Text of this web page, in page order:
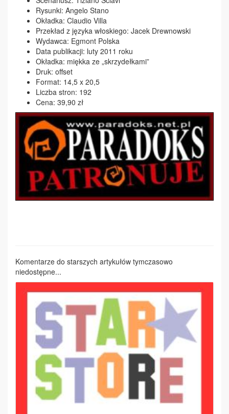
Rysunki: Angelo Stano
Okładka: Claudio Villa
Przekład z języka włoskiego: Jacek Drewnowski
Wydawca: Egmont Polska
Data publikacji: luty 2011 roku
Okładka: miękka ze „skrzydełkami”
Druk: offset
Format: 14,5 x 20,5
Liczba stron: 192
Cena: 39,90 zł
Komentarze do starszych artykułów tymczasowo
niedostępne...